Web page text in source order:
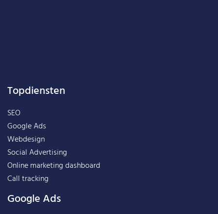
Topdiensten
SEO
Google Ads
Webdesign
Social Advertising
Online marketing dashboard
Call tracking
Google Ads